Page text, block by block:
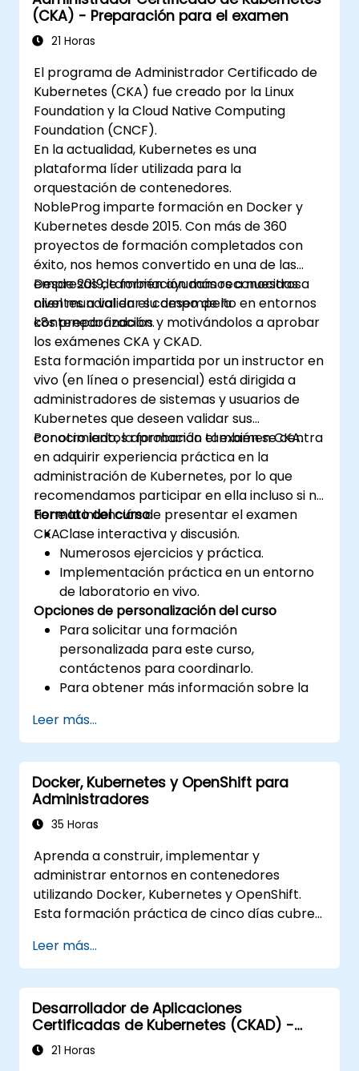
Asegurar, escalar y monitorear un clúster
de Kubernetes.
(CKA) - Preparación para el examen
21 Horas
El programa de Administrador Certificado de
Kubernetes (CKA) fue creado por la Linux
Foundation y la Cloud Native Computing
Foundation (CNCF).
En la actualidad, Kubernetes es una
plataforma líder utilizada para la
orquestación de contenedores.
NobleProg imparte formación en Docker y
Kubernetes desde 2015. Con más de 360
proyectos de formación completados con
éxito, nos hemos convertido en una de las
empresas de formación más reconocidas a
nivel mundial en el campo de la
contenedorización.
Desde 2019, también ayudamos a nuestros
clientes a validar su desempeño en entornos
k8s preparándolos y motivándolos a aprobar
los exámenes CKA y CKAD.
Esta formación impartida por un instructor en
vivo (en línea o presencial) está dirigida a
administradores de sistemas y usuarios de
Kubernetes que deseen validar sus
conocimientos aprobando el examen CKA.
Por otro lado, la formación también se centra
en adquirir experiencia práctica en la
administración de Kubernetes, por lo que
recomendamos participar en ella incluso si no
tiene la intención de presentar el examen
CKA.
Formato del curso
Clase interactiva y discusión.
Numerosos ejercicios y práctica.
Implementación práctica en un entorno
de laboratorio en vivo.
Opciones de personalización del curso
Para solicitar una formación
personalizada para este curso,
contáctenos para coordinarlo.
Para obtener más información sobre la
https://training.linuxfoundation.org/
kubernetes-administrator-cka
Leer más...
Docker, Kubernetes y OpenShift para
Administradores
35 Horas
Aprenda a construir, implementar y
administrar entornos en contenedores
utilizando Docker, Kubernetes y OpenShift.
Esta formación práctica de cinco días cubre
trabajo de Kubernetes, redes de clúster,
almacenamiento, seguridad, monitoreo y
administración práctica de OpenShift. Los
participantes obtienen las habilidades
necesarias para operar plataformas
modernas de contenedores y resolver
Leer más...
Desarrollador de Aplicaciones
Certificadas de Kubernetes (CKAD) -
preparación para el examen
21 Horas